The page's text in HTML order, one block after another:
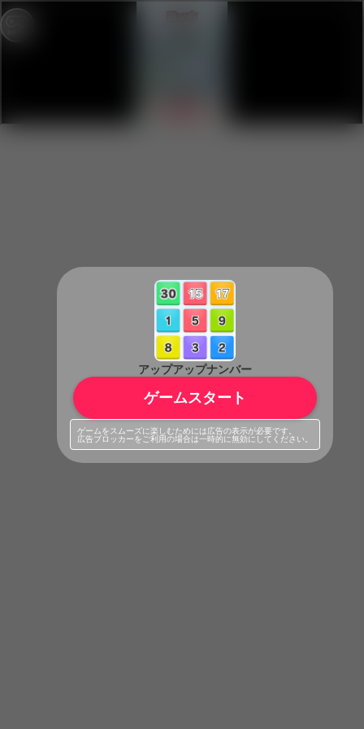
アップアップナンバー
ゲームスタート
ゲームをスムーズに楽しむためには広告の表示が必要です。
広告ブロッカーをご利用の場合は一時的に無効にしてください。